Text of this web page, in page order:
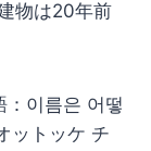
物は20年前
：이름은 어떻
ットッケ チ